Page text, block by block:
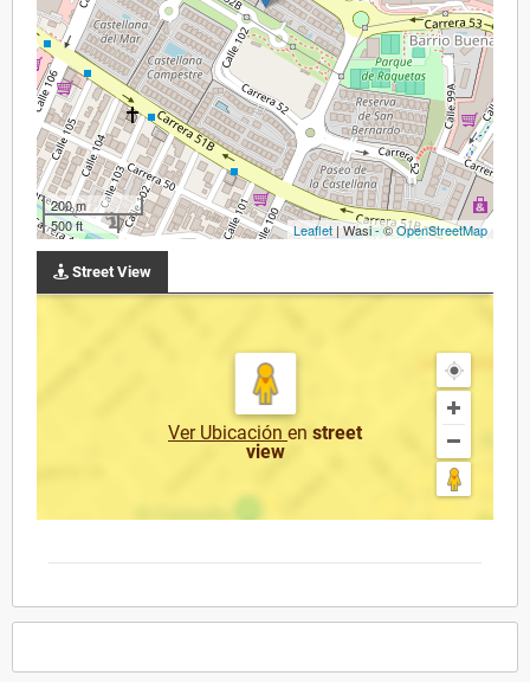
200 m
500 ft
Leaflet| Wasi - ©OpenStreetMap
Street View
Ver Ubicación en street
view